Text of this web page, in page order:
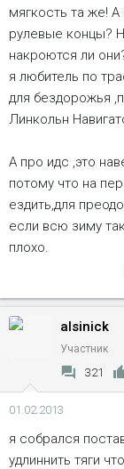
мягкость та же! А
рулевые концы?
накроются ли
я любитель по
для бездорожья
Линкольн
А про идс ,это
потому что на
ездить,для
если всю зиму
плохо.
alsinick
Участник
321
01.02.2013
я собрался
удлиннить тяги